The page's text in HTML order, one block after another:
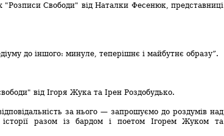
"Розписи Свободи" від Наталки Фесенюк, представниці
до іншого: минуле, теперішнє і майбутнє образу”.
від Ігоря Жука та Ірен Роздобудько.
за нього— запрошуємо до роздумів над
разом із бардом і поетом Ігорем Жуком та